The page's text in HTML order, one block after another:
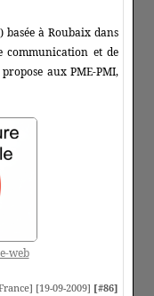
basée à Roubaix dans
communication et de
aux PME-PMI,
web
[19-09-2009] [#86]